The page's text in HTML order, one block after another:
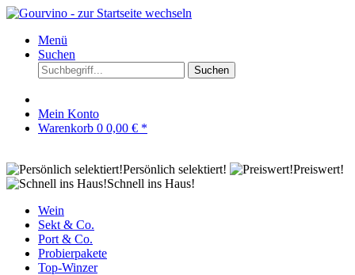
Menü
Suchen
Suchen
Mein Konto
Warenkorb 0 0,00 € *
Persönlich selektiert!
Preiswert!
Schnell ins Haus!
Wein
Sekt & Co.
Port & Co.
Probierpakete
Top-Winzer